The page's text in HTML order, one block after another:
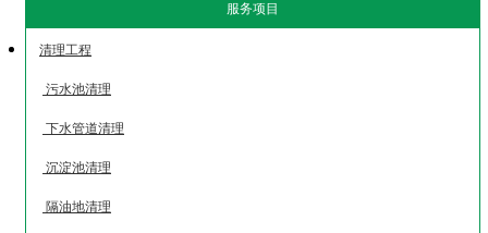
服务项目
清理工程
污水池清理
下水管道清理
沉淀池清理
隔油地清理